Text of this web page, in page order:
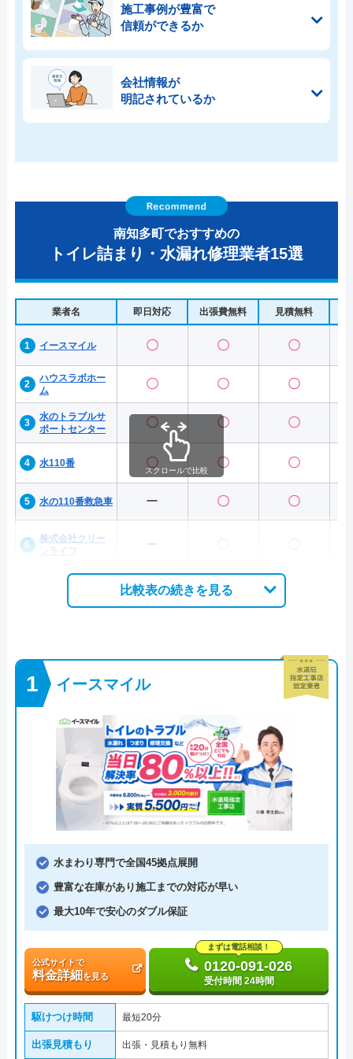
施工事例が豊富で
信頼ができるか
会社情報が
明記されているか
南知多町でおすすめの
トイレ詰まり・水漏れ修理業者15選
業者名 即日対応 出張費無料 見積無料
イースマイル 〇 〇 〇
ハウスラボホー
ム
〇 〇 〇
水のトラブルサ
ポートセンター
〇 〇 〇
水110番 〇 〇 〇
水の110番救急車 ー 〇 〇
株式会社クリー
ンライフ
ー 〇 〇
スクロールで比較
比較表の続きを見る
イースマイル
水まわり専門で全国45拠点展開
豊富な在庫があり施工までの対応が早い
最大10年で安心のダブル保証
公式サイトで
料金詳細を見る
まずは電話相談！
0120-091-026
受付時間 24時間
駆けつけ時間 最短20分
出張見積もり 出張・見積もり無料